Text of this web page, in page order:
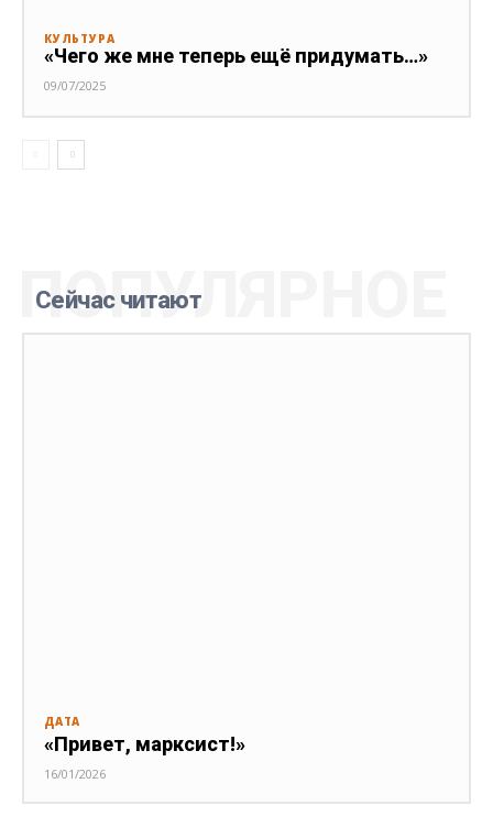
КУЛЬТУРА
«Чего же мне теперь ещё придумать…»
09/07/2025
Сейчас читают
ПОПУЛЯРНОЕ
ДАТА
«Привет, марксист!»
16/01/2026